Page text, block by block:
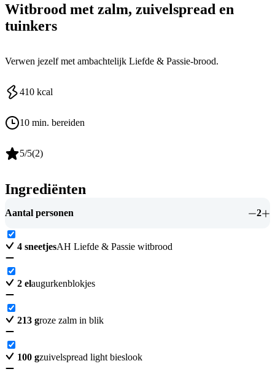
Witbrood met zalm, zuivelspread en
tuinkers
Verwen jezelf met ambachtelijk Liefde & Passie-brood.
410 kcal
10 min. bereiden
5/5(2)
Ingrediënten
Aantal personen 2
4 sneetjesAH Liefde & Passie witbrood
2 elaugurkenblokjes
213 groze zalm in blik
100 gzuivelspread light bieslook